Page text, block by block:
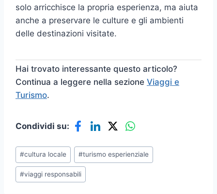
solo arricchisce la propria esperienza, ma aiuta
anche a preservare le culture e gli ambienti
delle destinazioni visitate.
Hai trovato interessante questo articolo?
Continua a leggere nella sezione Viaggi e
Turismo.
Condividi su:
Tag
articolo:
#cultura locale #turismo esperienziale
#viaggi responsabili